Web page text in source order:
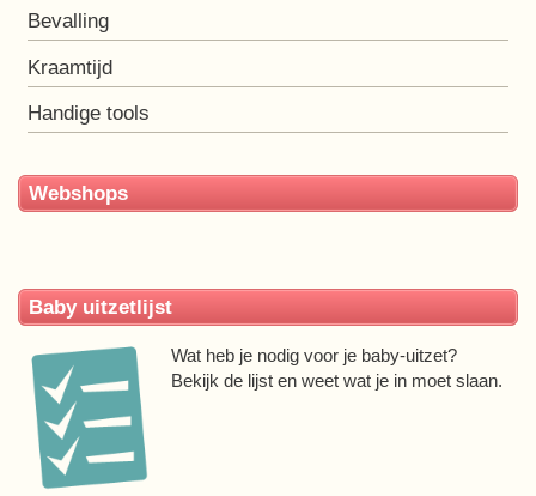
Bevalling
Kraamtijd
Handige tools
Webshops
Baby uitzetlijst
Wat heb je nodig voor je baby-uitzet?
Bekijk de lijst en weet wat je in moet slaan.